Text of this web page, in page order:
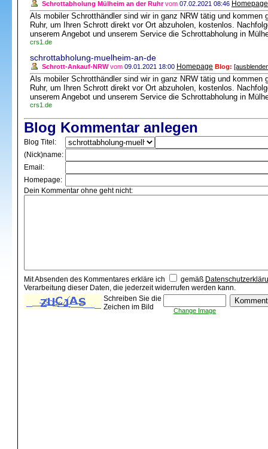
Schrottabholung Mülheim an der Ruhrvom 07.02.2021 08:46 Homepage
Als mobiler Schrotthändler sind wir in ganz NRW tätig und kommen
Ruhr, um Ihren Schrott direkt vor Ort abzuholen, kostenlos.
unserem Angebot und unserem Service die Schrottabholung in
crs1.de
schrottabholung-muelheim-an-de
Schrott-Ankauf-NRWvom 09.01.2021 18:00 Homepage Blog:
Als mobiler Schrotthändler sind wir in ganz NRW tätig und kommen
Ruhr, um Ihren Schrott direkt vor Ort abzuholen, kostenlos.
unserem Angebot und unserem Service die Schrottabholung in
crs1.de
Blog Kommentar anlegen
Blog Titel:
(Nick)name:
Email:
Homepage:
Dein Kommentar ohne geht nicht:
Mit Absenden des Kommentares erkläre ich gemäß
Verarbeitung dieser Daten, die jederzeit widerrufen werden kann.
Schreiben Sie die
Zeichen im Bild
Change Image